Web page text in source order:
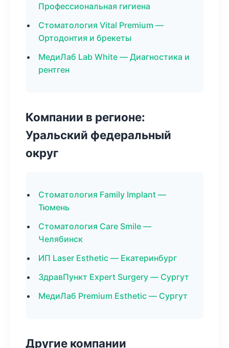
Профессиональная гигиена
Стоматология Vital Premium —
Ортодонтия и брекеты
МедиЛаб Lab White — Диагностика и
рентген
Компании в регионе:
Уральский федеральный
округ
Стоматология Family Implant —
Тюмень
Стоматология Care Smile —
Челябинск
ИП Laser Esthetic — Екатеринбург
ЗдравПункт Expert Surgery — Сургут
МедиЛаб Premium Esthetic — Сургут
Другие компании